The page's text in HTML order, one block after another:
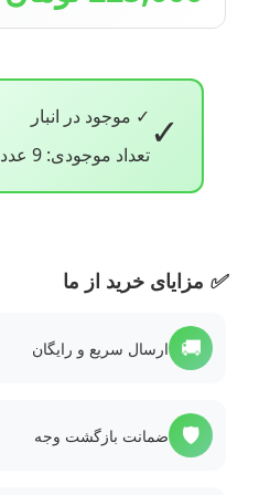
✓ ✓ موجود در انبار
تعداد موجودی: 9 عدد
✅ مزایای خرید از ما
🚚 ارسال سریع و رایگان
🛡️ ضمانت بازگشت وجه